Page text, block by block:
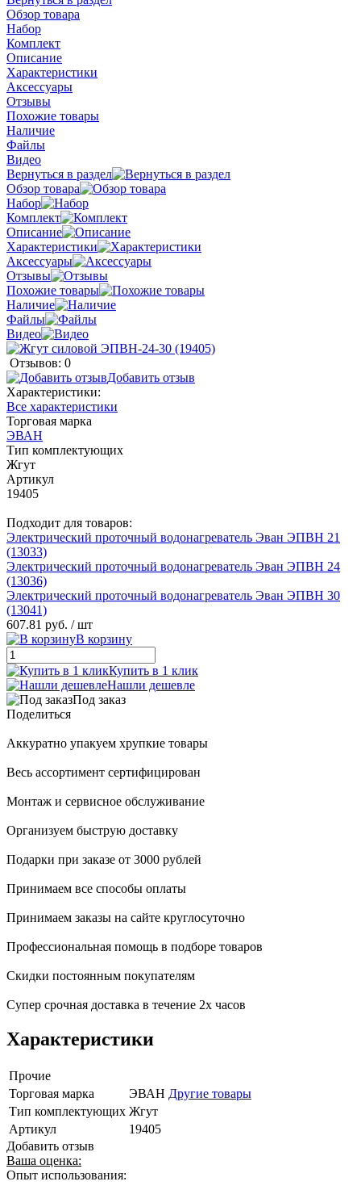
Обзор товара
Набор
Комплект
Описание
Характеристики
Аксессуары
Отзывы
Похожие товары
Наличие
Файлы
Видео
Вернуться в раздел
Обзор товара
Набор
Комплект
Описание
Характеристики
Аксессуары
Отзывы
Похожие товары
Наличие
Файлы
Видео
Отзывов: 0
Добавить отзыв
Характеристики:
Все характеристики
Торговая марка
ЭВАН
Тип комплектующих
Жгут
Артикул
19405
Подходит для товаров:
Электрический проточный водонагреватель Эван ЭПВН 21
(13033)
Электрический проточный водонагреватель Эван ЭПВН 24
(13036)
Электрический проточный водонагреватель Эван ЭПВН 30
(13041)
607.81 руб. / шт
В корзину
Купить в 1 клик
Нашли дешевле
Под заказ
Поделиться
Аккуратно упакуем хрупкие товары
Весь ассортимент сертифицирован
Монтаж и сервисное обслуживание
Организуем быструю доставку
Подарки при заказе от 3000 рублей
Принимаем все способы оплаты
Принимаем заказы на сайте круглосуточно
Профессиональная помощь в подборе товаров
Скидки постоянным покупателям
Супер срочная доставка в течение 2х часов
Характеристики
Прочие
Торговая марка
ЭВАН Другие товары
Тип комплектующих Жгут
Артикул
19405
Добавить отзыв
Ваша оценка:
Опыт использования: